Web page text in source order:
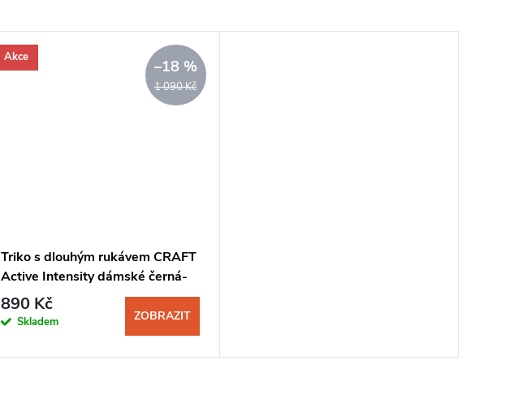
Akce
1 090 Kč
–18 %
Triko s dlouhým rukávem CRAFT
Active Intensity dámské černá-
granite
890 Kč
Skladem ZOBRAZIT